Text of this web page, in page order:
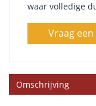
waar volledige
Vraag
Omschrijving